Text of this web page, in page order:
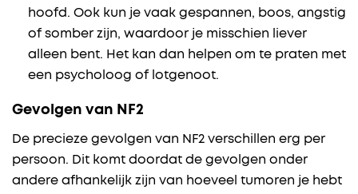
hoofd. Ook kun je vaak gespannen, boos, angstig
of somber zijn, waardoor je misschien liever
alleen bent. Het kan dan helpen om te praten met
een psycholoog of lotgenoot.
Gevolgen van NF2
De precieze gevolgen van NF2 verschillen erg per
persoon. Dit komt doordat de gevolgen onder
andere afhankelijk zijn van hoeveel tumoren je hebt